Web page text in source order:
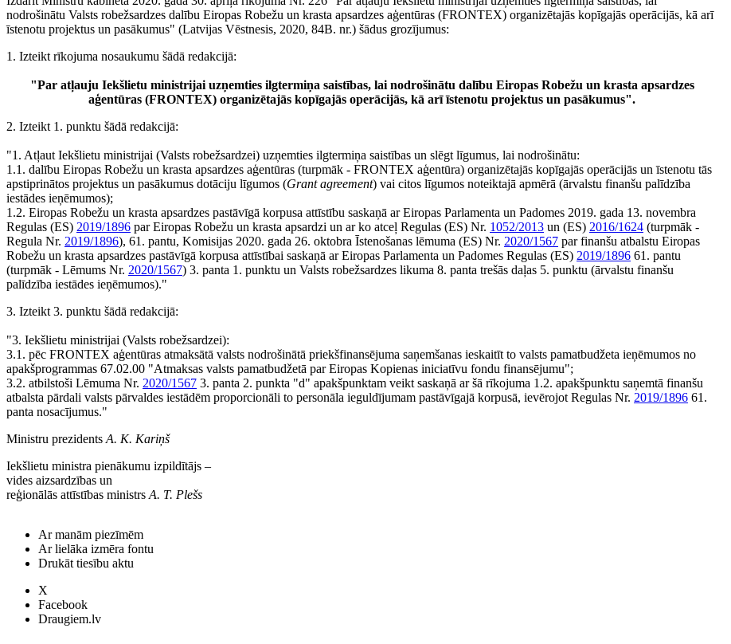
nodrošinātu Valsts robežsardzes dalību Eiropas Robežu un krasta apsardzes aģentūras (FRONTEX) organizētajās kopīgajās operācijās, kā arī
īstenotu projektus un pasākumus" (Latvijas Vēstnesis, 2020, 84B. nr.) šādus grozījumus:
1. Izteikt rīkojuma nosaukumu šādā redakcijā:
"Par atļauju Iekšlietu ministrijai uzņemties ilgtermiņa saistības, lai nodrošinātu dalību Eiropas Robežu un krasta apsardzes
aģentūras (FRONTEX) organizētajās kopīgajās operācijās, kā arī īstenotu projektus un pasākumus".
2. Izteikt 1. punktu šādā redakcijā:
"1. Atļaut Iekšlietu ministrijai (Valsts robežsardzei) uzņemties ilgtermiņa saistības un slēgt līgumus, lai nodrošinātu:
1.1. dalību Eiropas Robežu un krasta apsardzes aģentūras (turpmāk - FRONTEX aģentūra) organizētajās kopīgajās operācijās un īstenotu tās
apstiprinātos projektus un pasākumus dotāciju līgumos (Grant agreement) vai citos līgumos noteiktajā apmērā (ārvalstu finanšu palīdzība
iestādes ieņēmumos);
1.2. Eiropas Robežu un krasta apsardzes pastāvīgā korpusa attīstību saskaņā ar Eiropas Parlamenta un Padomes 2019. gada 13. novembra
Regulas (ES) 2019/1896 par Eiropas Robežu un krasta apsardzi un ar ko atceļ Regulas (ES) Nr. 1052/2013 un (ES) 2016/1624 (turpmāk -
Regula Nr. 2019/1896), 61. pantu, Komisijas 2020. gada 26. oktobra Īstenošanas lēmuma (ES) Nr. 2020/1567 par finanšu atbalstu Eiropas
Robežu un krasta apsardzes pastāvīgā korpusa attīstībai saskaņā ar Eiropas Parlamenta un Padomes Regulas (ES) 2019/1896 61. pantu
(turpmāk - Lēmums Nr. 2020/1567) 3. panta 1. punktu un Valsts robežsardzes likuma 8. panta trešās daļas 5. punktu (ārvalstu finanšu
palīdzība iestādes ieņēmumos)."
3. Izteikt 3. punktu šādā redakcijā:
"3. Iekšlietu ministrijai (Valsts robežsardzei):
3.1. pēc FRONTEX aģentūras atmaksātā valsts nodrošinātā priekšfinansējuma saņemšanas ieskaitīt to valsts pamatbudžeta ieņēmumos no
apakšprogrammas 67.02.00 "Atmaksas valsts pamatbudžetā par Eiropas Kopienas iniciatīvu fondu finansējumu";
3.2. atbilstoši Lēmuma Nr. 2020/1567 3. panta 2. punkta "d" apakšpunktam veikt saskaņā ar šā rīkojuma 1.2. apakšpunktu saņemtā finanšu
atbalsta pārdali valsts pārvaldes iestādēm proporcionāli to personāla ieguldījumam pastāvīgajā korpusā, ievērojot Regulas Nr. 2019/1896 61.
panta nosacījumus."
Ministru prezidentsA. K. Kariņš
Iekšlietu ministra pienākumu izpildītājs ‒
vides aizsardzības un
reģionālās attīstības ministrsA. T. Plešs
Ar manām piezīmēm
Ar lielāka izmēra fontu
Drukāt tiesību aktu
X
Facebook
Draugiem.lv